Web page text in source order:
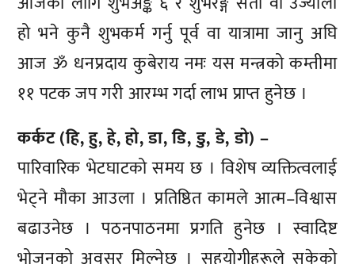
हो भने कुनै शुभकर्म गर्नु पूर्व वा यात्रामा जानु अघि
आज ॐ धनप्रदाय कुबेराय नमः यस मन्त्रको कम्तीमा
११ पटक जप गरी आरम्भ गर्दा लाभ प्राप्त हुनेछ ।
कर्कट (हि, हु, हे, हो, डा, डि, डु, डे, डो) –
पारिवारिक भेटघाटको समय छ । विशेष व्यक्तित्वलाई
भेट्ने मौका आउला । प्रतिष्ठित कामले आत्म–विश्वास
बढाउनेछ । पठनपाठनमा प्रगति हुनेछ । स्वादिष्ट